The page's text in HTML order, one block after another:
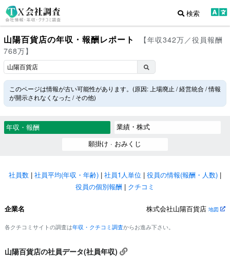
検索
山陽百貨店の年収・報酬レポート
【年収342万／役員報酬
768万】
このページは情報が古い可能性があります。(原因: 上場廃止 / 経営統合 / 情報
が開示されなくなった / その他)
年収・報酬
業績・株式
願掛け · おみくじ
社員数 | 社員平均(年収・年齢) | 社員1人単位 | 役員の情報(報酬・人数) |
役員の個別報酬 | クチコミ
企業名 株式会社山陽百貨店 地図
各クチコミサイトの調査は年収・クチコミ調査からお進み下さい。
山陽百貨店の社員データ(社員年収)